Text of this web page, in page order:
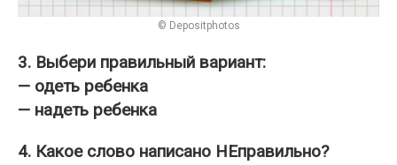
© Depositphotos
3. Выбери правильный вариант:
— одеть ребенка
— надеть ребенка
4. Какое слово написано НЕправильно?